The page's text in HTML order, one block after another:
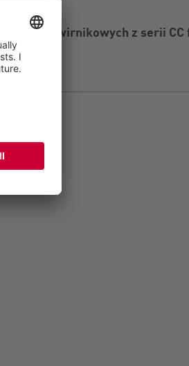
jednowirnikowych z serii